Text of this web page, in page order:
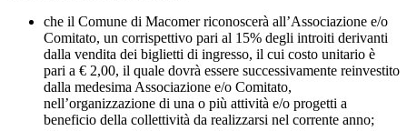
che il Comune di Macomer riconoscerà all’Associazione e/o
Comitato, un corrispettivo pari al 15% degli introiti derivanti
dalla vendita dei biglietti di ingresso, il cui costo unitario è
pari a € 2,00, il quale dovrà essere successivamente reinvestito
dalla medesima Associazione e/o Comitato,
nell’organizzazione di una o più attività e/o progetti a
beneficio della collettività da realizzarsi nel corrente anno;